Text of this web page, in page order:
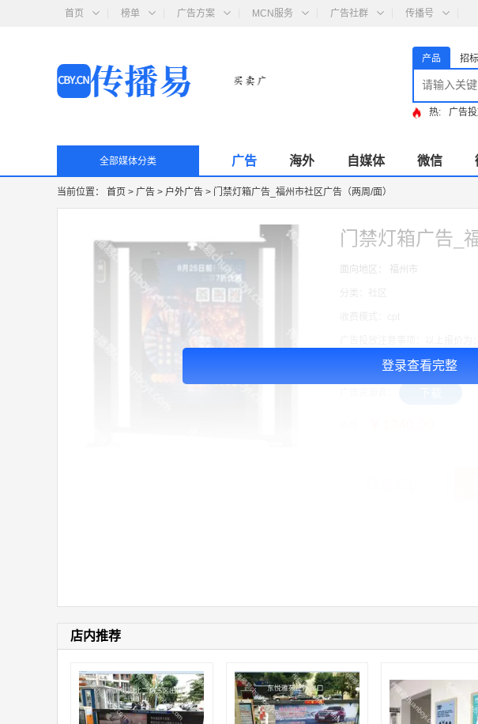
首页 榜单 广告方案 MCN服务 广告社群 传播号
产品 招标
热: 广告
全部媒体分类 广告 海外 自媒体 微信
当前位置： 首页 > 广告 > 户外广告 > 门禁灯箱广告_福州市社区广告（两周/面）
登录查看完整
门禁灯箱广告_
面向地区： 福州市
10:08:47 155****5272 联系
02:32:27
176****3456
联
04:09:07 182****6963
联
店内推荐